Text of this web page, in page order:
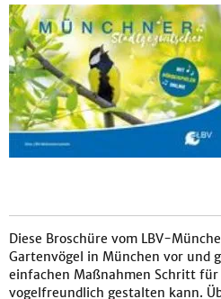
Diese Broschüre vom LBV-
Gartenvögel in München vor und
einfachen Maßnahmen Schritt
vogelfreundlich gestalten kann.